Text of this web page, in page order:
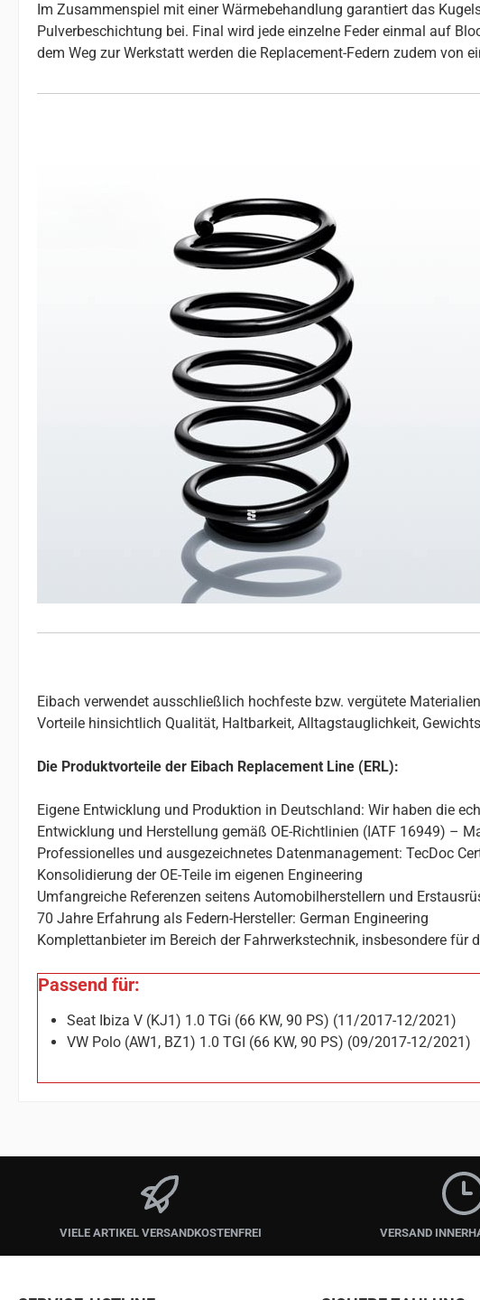
Im Zusammenspiel mit einer Wärmebehandlung garantiert das
Pulverbeschichtung bei. Final wird jede einzelne Feder einmal auf
dem Weg zur Werkstatt werden die Replacement-Federn zudem von
Eibach verwendet ausschließlich hochfeste bzw. vergütete
Vorteile hinsichtlich Qualität, Haltbarkeit, Alltagstauglichkeit,
Die Produktvorteile der Eibach Replacement Line (ERL):
Eigene Entwicklung und Produktion in Deutschland: Wir haben die
Entwicklung und Herstellung gemäß OE-Richtlinien (IATF 16949) –
Professionelles und ausgezeichnetes Datenmanagement: TecDoc
Konsolidierung der OE-Teile im eigenen Engineering
Umfangreiche Referenzen seitens Automobilherstellern und
70 Jahre Erfahrung als Federn-Hersteller: German Engineering
Komplettanbieter im Bereich der Fahrwerkstechnik, insbesondere für
Passend für:
Seat Ibiza V (KJ1) 1.0 TGi (66 KW, 90 PS) (11/2017-12/2021)
VW Polo (AW1, BZ1) 1.0 TGI (66 KW, 90 PS) (09/2017-12/2021)
VIELE ARTIKEL VERSANDKOSTENFREI VERSAND